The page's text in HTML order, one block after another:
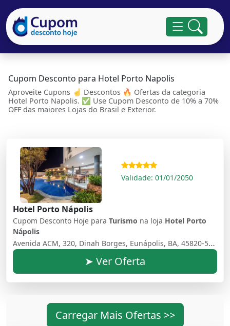
Cupom Desconto para Hotel Porto Napolis
Aproveite Cupons ☝ Descontos 🔥 Ofertas da categoria
Hotel Porto Napolis. ✅ Use Cupom Desconto de 10% a 70%
OFF das maiores Lojas do Brasil e Exterior.
Validade: 01/01/2050
Hotel Porto Nápolis
Cupom Desconto Hoje para Turismo na loja Hotel Porto
Nápolis
Avenida ACM, 320, Dinah Borges, Eunápolis, BA, 45820-540, Brasil
➤ Ver Oferta
Carregar Mais Ofertas >>